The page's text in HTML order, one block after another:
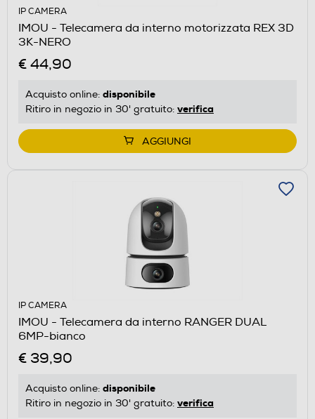
IP CAMERA
IMOU - Telecamera da interno motorizzata REX 3D
3K-NERO
€ 44,90
Acquisto online: disponibile
Ritiro in negozio in 30' gratuito: verifica
AGGIUNGI
IP CAMERA
IMOU - Telecamera da interno RANGER DUAL
6MP-bianco
€ 39,90
Acquisto online: disponibile
Ritiro in negozio in 30' gratuito: verifica